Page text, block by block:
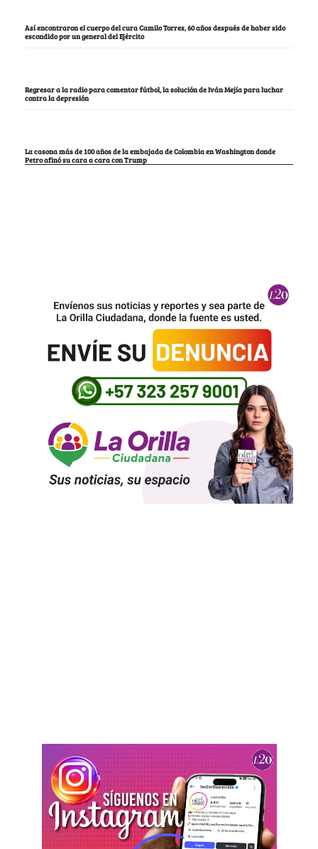
Así encontraron el cuerpo del cura Camilo Torres, 60 años después de haber sido
escondido por un general del Ejército
Regresar a la radio para comentar fútbol, la solución de Iván Mejía para luchar
contra la depresión
La casona más de 100 años de la embajada de Colombia en Washington donde
Petro afinó su cara a cara con Trump